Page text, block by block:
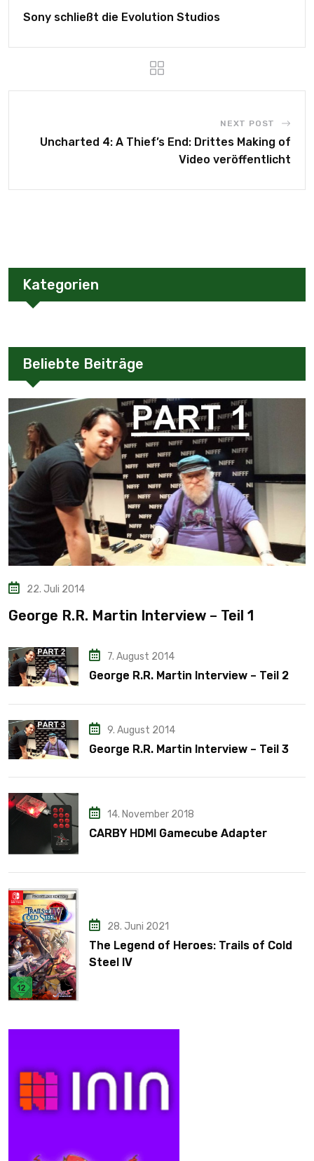
Sony schließt die Evolution Studios
NEXT POST
Uncharted 4: A Thief’s End: Drittes Making of
Video veröffentlicht
Kategorien
Beliebte Beiträge
22. Juli 2014
George R.R. Martin Interview – Teil 1
7. August 2014
George R.R. Martin Interview – Teil 2
9. August 2014
George R.R. Martin Interview – Teil 3
14. November 2018
CARBY HDMI Gamecube Adapter
28. Juni 2021
The Legend of Heroes: Trails of Cold
Steel IV